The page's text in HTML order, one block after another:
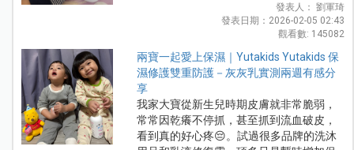
發表人： 劉軍琦
發表日期：2026-02-05 02:43
觀看數: 145082
兩寶一起愛上保濕｜Yutakids Yutakids 保
濕修護雙重防護－灰灰乳實測兩週有感分
享
我家大寶從新生兒時期皮膚就非常脆弱，
常常因乾癢不停抓，甚至抓到流血破皮，
看到真的好心疼😔。試過很多品牌的洗沐